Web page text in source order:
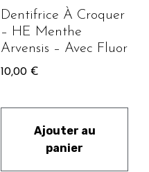
Dentifrice À Croquer
– HE Menthe
Arvensis – Avec Fluor
10,00 €
Ajouter au
panier